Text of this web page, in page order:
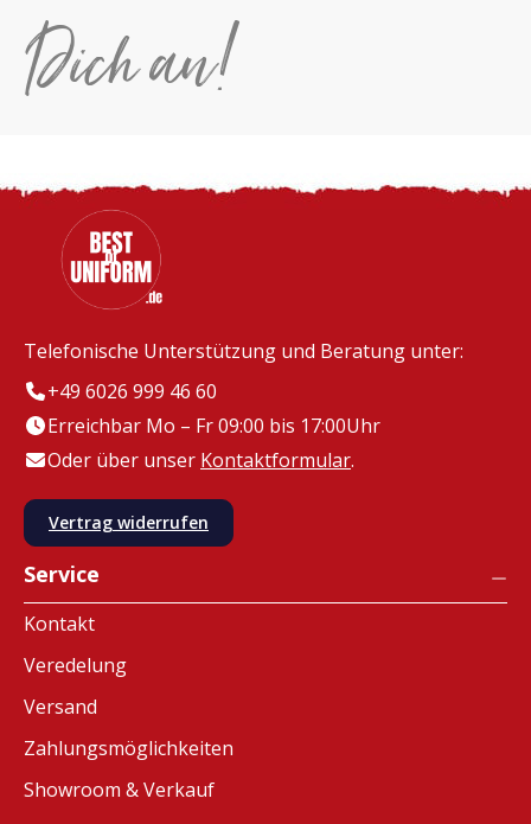
Dich an!
Telefonische Unterstützung und Beratung unter:
+49 6026 999 46 60
Erreichbar Mo – Fr 09:00 bis 17:00Uhr
Oder über unser Kontaktformular.
Vertrag widerrufen
Service
Kontakt
Veredelung
Versand
Zahlungsmöglichkeiten
Showroom & Verkauf